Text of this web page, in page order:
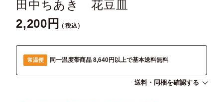
田中ちあき 花豆皿
2,200 税込
常温便 同一温度帯商品 8,640円以上で基本送料無料
送料・同梱を確認する